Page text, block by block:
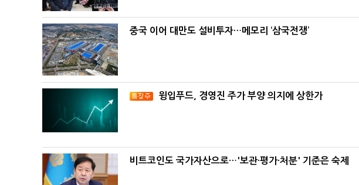
중국 이어 대만도 설비투자…메모리 ‘삼국전쟁’
윙입푸드, 경영진 주가 부양 의지에 상한가
비트코인도 국가자산으로…'보관·평가·처분' 기준은 숙제